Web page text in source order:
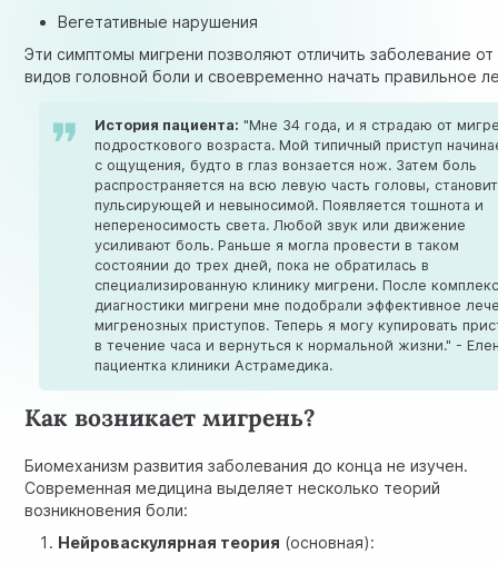
Вегетативные нарушения
Эти симптомы мигрени позволяют отличить заболевание от
видов головной боли и своевременно начать правильное
История пациента: "Мне 34 года, и я страдаю от
подросткового возраста. Мой типичный приступ
с ощущения, будто в глаз вонзается нож. Затем боль
распространяется на всю левую часть головы,
пульсирующей и невыносимой. Появляется тошнота и
непереносимость света. Любой звук или движение
усиливают боль. Раньше я могла провести в таком
состоянии до трех дней, пока не обратилась в
специализированную клинику мигрени. После
диагностики мигрени мне подобрали эффективное
мигренозных приступов. Теперь я могу купировать
в течение часа и вернуться к нормальной жизни." -
пациентка клиники Астрамедика.
Как возникает мигрень?
Биомеханизм развития заболевания до конца не изучен.
Современная медицина выделяет несколько теорий
возникновения боли:
Нейроваскулярная теория (основная):